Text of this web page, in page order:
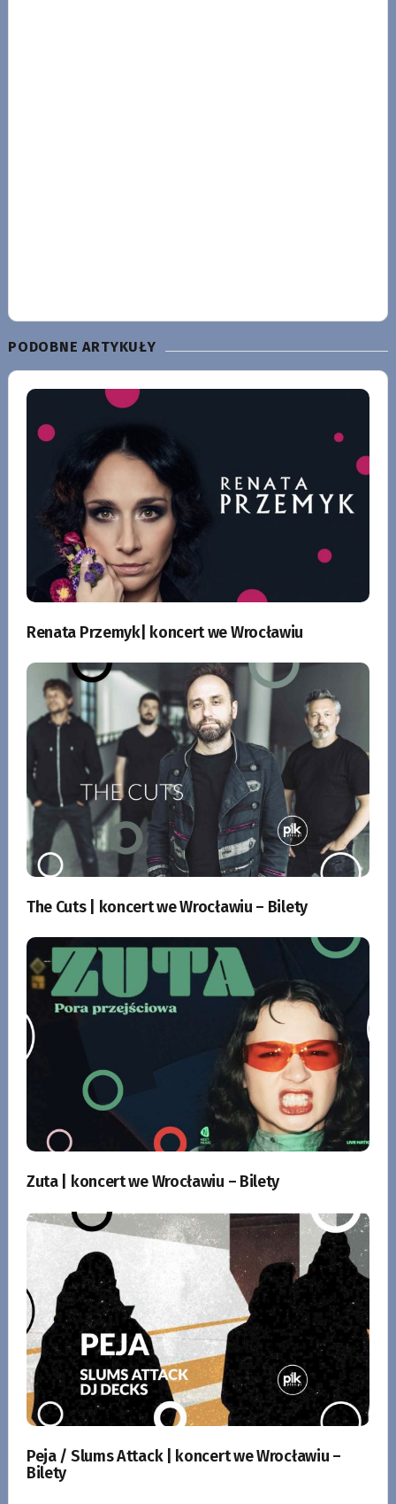
PODOBNE ARTYKUŁY
Renata Przemyk| koncert we Wrocławiu
The Cuts | koncert we Wrocławiu – Bilety
Zuta | koncert we Wrocławiu – Bilety
Peja / Slums Attack | koncert we Wrocławiu –
Bilety